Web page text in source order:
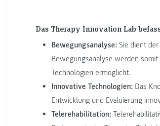
Das Therapy Innovation Lab
Bewegungsanalyse: Sie dient
Bewegungsanalyse werden
Technologien ermöglicht.
Innovative Technologien: Das
Entwicklung und Evaluierung
Telerehabilitation: